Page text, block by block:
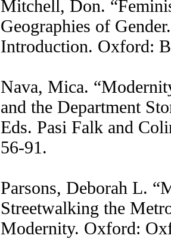
Mitchell, Don.
Geographies of
Introduction. Oxford:
Nava, Mica.
and the Department
Eds. Pasi Falk and
56-91.
Parsons, Deborah L.
Streetwalking the
Modernity. Oxford: